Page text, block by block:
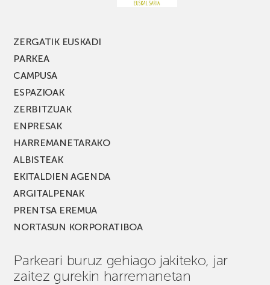
ZERGATIK EUSKADI
PARKEA
CAMPUSA
ESPAZIOAK
ZERBITZUAK
ENPRESAK
HARREMANETARAKO
ALBISTEAK
EKITALDIEN AGENDA
ARGITALPENAK
PRENTSA EREMUA
NORTASUN KORPORATIBOA
Parkeari buruz gehiago jakiteko, jar
zaitez gurekin harremanetan